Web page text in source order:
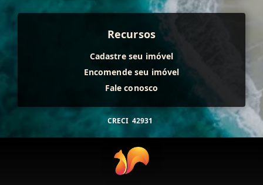
Recursos
Cadastre seu imóvel
Encomende seu imóvel
Fale conosco
CRECI 42931